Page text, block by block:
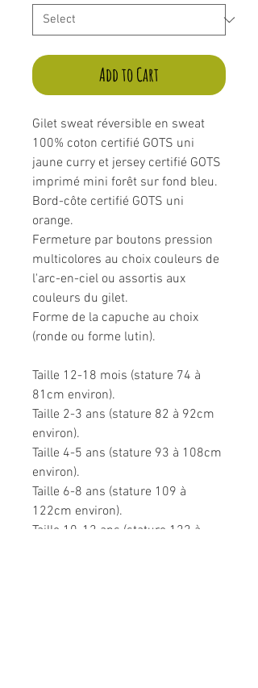
Add to Cart
Gilet sweat réversible en sweat
100% coton certifié GOTS uni
jaune curry et jersey certifié GOTS
imprimé mini forêt sur fond bleu.
Bord-côte certifié GOTS uni
orange.
Fermeture par boutons pression
multicolores au choix couleurs de
l'arc-en-ciel ou assortis aux
couleurs du gilet.
Forme de la capuche au choix
(ronde ou forme lutin).
Taille 12-18 mois (stature 74 à
81cm environ).
Taille 2-3 ans (stature 82 à 92cm
environ).
Taille 4-5 ans (stature 93 à 108cm
environ).
Taille 6-8 ans (stature 109 à
122cm environ).
Taille 10-12 ans (stature 122 à